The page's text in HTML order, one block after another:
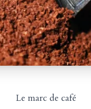
Le marc de café